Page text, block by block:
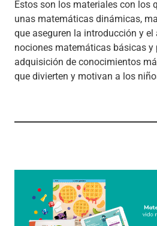
Estos son los materiales con los
unas matemáticas dinámicas,
que aseguren la introducción y el
nociones matemáticas básicas y
adquisición de conocimientos
que divierten y motivan a los